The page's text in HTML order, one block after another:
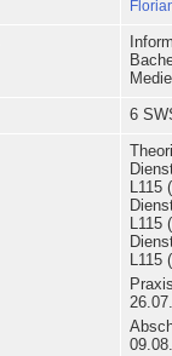
6
L115
L115
L115